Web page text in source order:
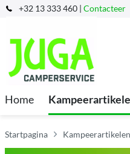
+32 13 333 460 | Contacteer
Home
Startpagina Kampeerartikelen